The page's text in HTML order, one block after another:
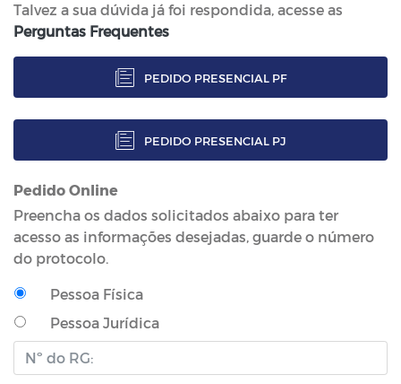
Talvez a sua dúvida já foi respondida, acesse as
Perguntas Frequentes
PEDIDO PRESENCIAL PF
PEDIDO PRESENCIAL PJ
Pedido Online
Preencha os dados solicitados abaixo para ter
acesso as informações desejadas, guarde o número
do protocolo.
Pessoa Física
Pessoa Jurídica